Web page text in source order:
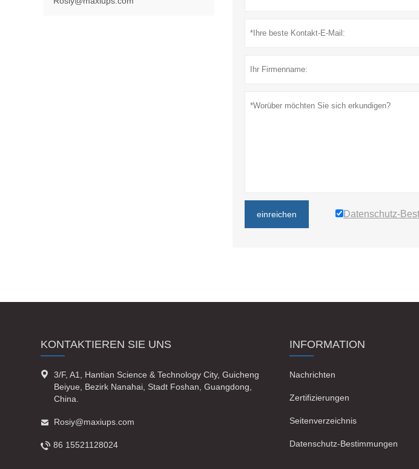
einreichen Datenschutz-
KONTAKTIEREN SIE UNS

3/F, A1, Hantian Science & Technology City, Guicheng
Beiyue, Bezirk Nanahai, Stadt Foshan, Guangdong,
China.
 Rosiy@maxiups.com
 86 15521128024
INFORMATION
Nachrichten
Zertifizierungen
Seitenverzeichnis
Datenschutz-Bestimmungen